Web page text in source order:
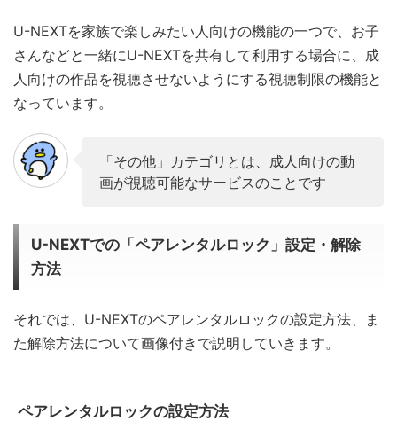
U-NEXTを家族で楽しみたい人向けの機能の一つで、お子
さんなどと一緒にU-NEXTを共有して利用する場合に、成
人向けの作品を視聴させないようにする視聴制限の機能と
なっています。
「その他」カテゴリとは、成人向けの動
画が視聴可能なサービスのことです
U-NEXTでの「ペアレンタルロック」設定・解除
方法
それでは、U-NEXTのペアレンタルロックの設定方法、ま
た解除方法について画像付きで説明していきます。
ペアレンタルロックの設定方法